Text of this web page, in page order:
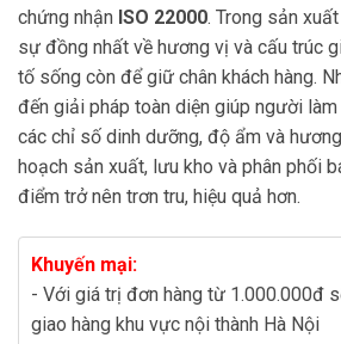
chứng nhận ISO 22000. Trong sản
sự đồng nhất về hương vị và cấu trúc
tố sống còn để giữ chân khách hàng.
đến giải pháp toàn diện giúp người
các chỉ số dinh dưỡng, độ ẩm và
hoạch sản xuất, lưu kho và phân phối
điểm trở nên trơn tru, hiệu quả hơn.
Khuyến mại:
- Với giá trị đơn hàng từ 1.000.000đ
giao hàng khu vực nội thành Hà Nội